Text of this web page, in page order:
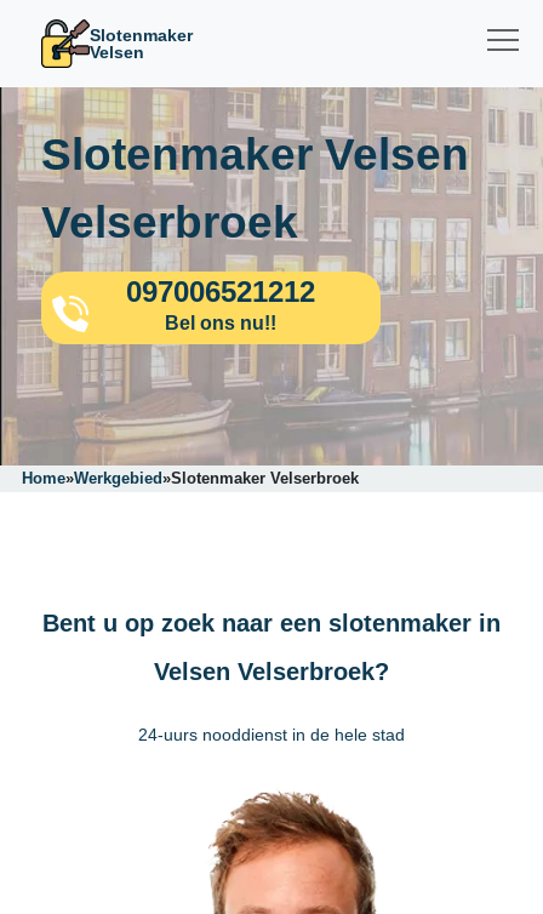
Slotenmaker
Velsen
Slotenmaker Velsen
Velserbroek
097006521212
Bel ons nu!!
Home»Werkgebied»Slotenmaker Velserbroek
Bent u op zoek naar een slotenmaker in
Velsen Velserbroek?
24-uurs nooddienst in de hele stad